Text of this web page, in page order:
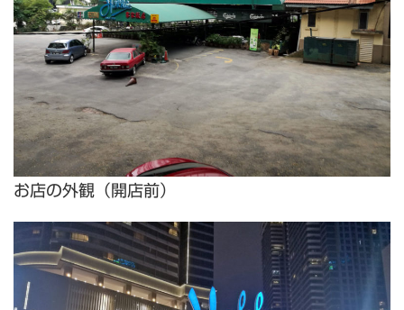
お店の外観（開店前）